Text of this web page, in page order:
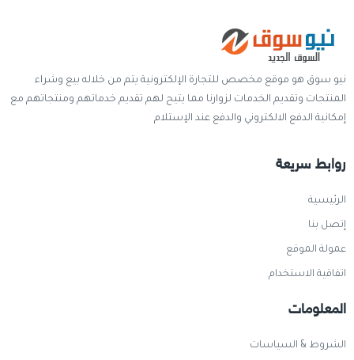
نيو سوق هو موقع مخصص للتجارة الإلكترونية يتم من خلاله بيع وشراء
المنتجات وتقديم الخدمات لزوارنا مما يتيح لهم تقديم خدماتهم ومنتجاتهم مع
إمكانية الدفع الالكتروني والدفع عند الإستلام
روابط سريعة
الرئيسية
إتصل بنا
عمولة الموقع
اتفاقية الاستخدام
المعلومات
الشروط & السياسات